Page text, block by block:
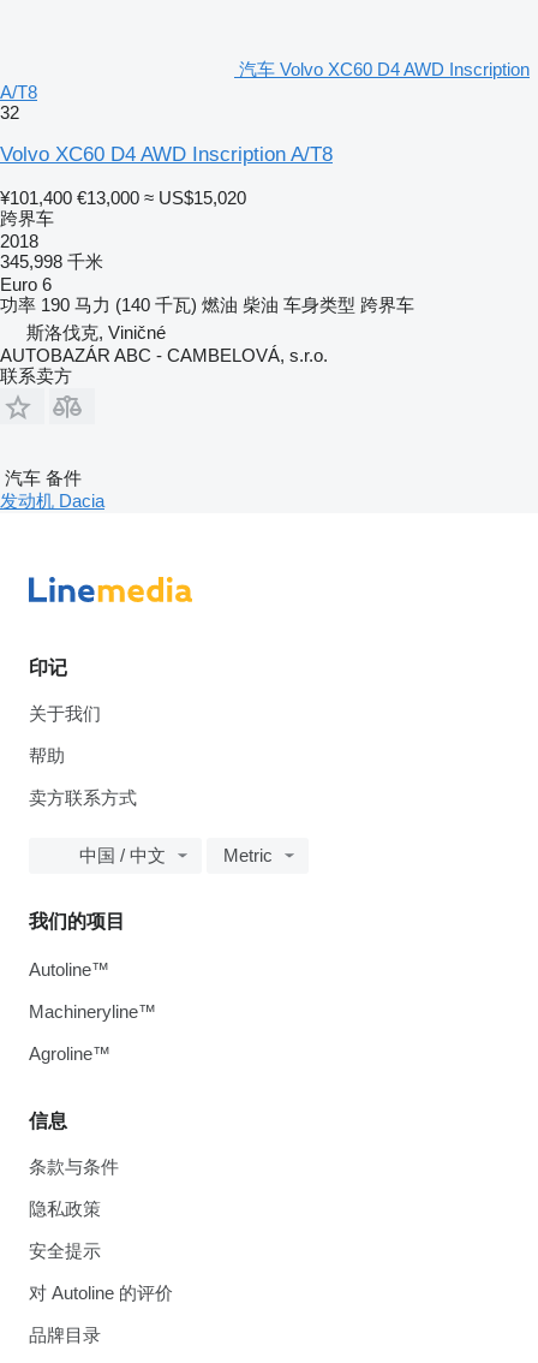
汽车 Volvo XC60 D4 AWD Inscription
A/T8
32
Volvo XC60 D4 AWD Inscription A/T8
¥101,400 €13,000 ≈ US$15,020
跨界车
2018
345,998 千米
Euro 6
功率 190 马力 (140 千瓦) 燃油 柴油 车身类型 跨界车
斯洛伐克, Viničné
AUTOBAZÁR ABC - CAMBELOVÁ, s.r.o.
联系卖方
汽车 备件
发动机 Dacia
印记
关于我们
帮助
卖方联系方式
中国 / 中文 Metric
信息
条款与条件
隐私政策
安全提示
对 Autoline 的评价
品牌目录
我们的项目
Autoline™
Machineryline™
Agroline™